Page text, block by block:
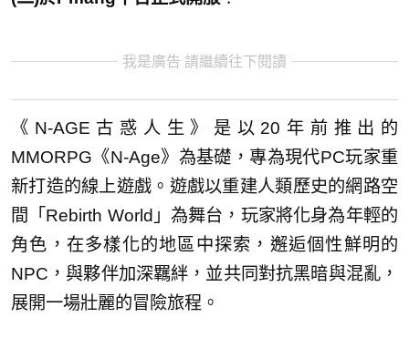
我是廣告 請繼續往下閱讀
《N-AGE古惑人生》是以20年前推出的
MMORPG《N-Age》為基礎，專為現代PC玩家重
新打造的線上遊戲。遊戲以重建人類歷史的網路空
間「Rebirth World」為舞台，玩家將化身為年輕的
角色，在多樣化的地區中探索，邂逅個性鮮明的
NPC，與夥伴加深羈絆，並共同對抗黑暗與混亂，
展開一場壯麗的冒險旅程。